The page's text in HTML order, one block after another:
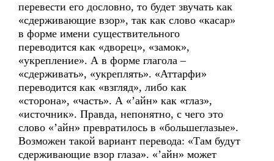
перевести его дословно, то будет звучать как
«сдерживающие взор», так как слово «касар»
в форме имени существительного
переводится как «дворец», «замок»,
«укрепление». А в форме глагола –
«сдерживать», «укреплять». «Аттарфи»
переводится как «взгляд», либо как
«сторона», «часть». А «’айн» как «глаз»,
«источник». Правда, непонятно, с чего это
слово «’айн» превратилось в «большеглазые».
Возможен такой вариант перевода: «Там будут
сдерживающие взор глаза». «’айн» может